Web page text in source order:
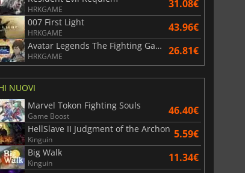
HRKGAME 31.08€
007 First Light
HRKGAME 43.96€
Avatar Legends The Fighting Game
HRKGAME 26.81€
NUOVI
Marvel Tokon Fighting Souls
Game Boost 46.40€
HellSlave II Judgment of the Archon
Kinguin 5.59€
Big Walk
Kinguin 11.34€